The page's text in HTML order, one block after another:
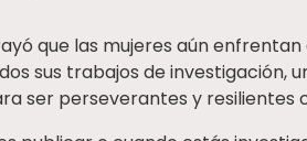
que las mujeres aún
sus trabajos de investigación,
ser perseverantes y resilientes